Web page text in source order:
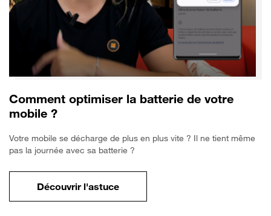
Comment optimiser la batterie de votre
mobile ?
Votre mobile se décharge de plus en plus vite ? Il ne tient même
pas la journée avec sa batterie ?
Découvrir l'astucepour Comment optimiser la batterie de